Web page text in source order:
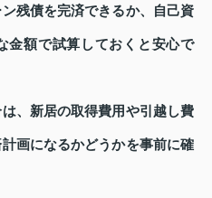
残債を完済できるか、自己資
金額で試算しておくと安心で
、新居の取得費用や引越し費
画になるかどうかを事前に確